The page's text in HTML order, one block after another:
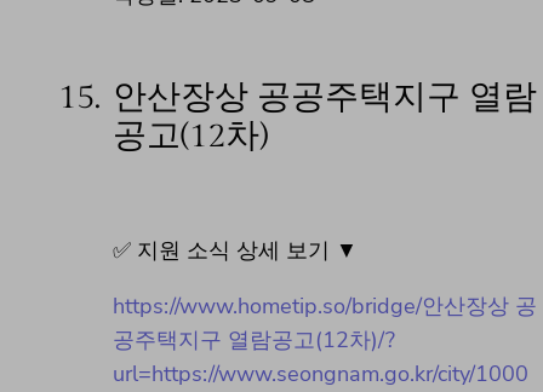
15. 안산장상 공공주택지구 열람
공고(12차)
✅ 지원 소식 상세 보기 ▼
https://www.hometip.so/bridge/안산장상 공
공주택지구 열람공고(12차)/?
url=https://www.seongnam.go.kr/city/1000